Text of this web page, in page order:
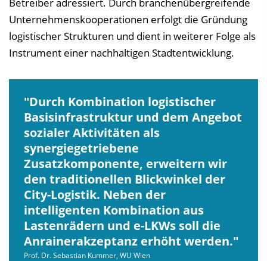
Betreiber adressiert. Durch branchenübergreifende
Unternehmenskooperationen erfolgt die Gründung
logistischer Strukturen und dient in weiterer Folge als
Instrument einer nachhaltigen Stadtentwicklung.
Durch Kombination logistischer
Basisinfrastruktur und dem Angebot
sozialer Aktivitäten als
synergiegetriebene
Zusatzkomponente, erweitern wir
den traditionellen Blickwinkel der
City-Logistik. Neben der
intelligenten Kombination aus
Lastenrädern und e-LKWs soll die
Anrainerakzeptanz erhöht werden.
Prof. Dr. Sebastian Kummer, WU Wien